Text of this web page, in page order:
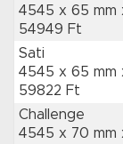
4545 x 65 mm
54949 Ft
Sati
4545 x 65 mm
59822 Ft
Challenge
4545 x 70 mm